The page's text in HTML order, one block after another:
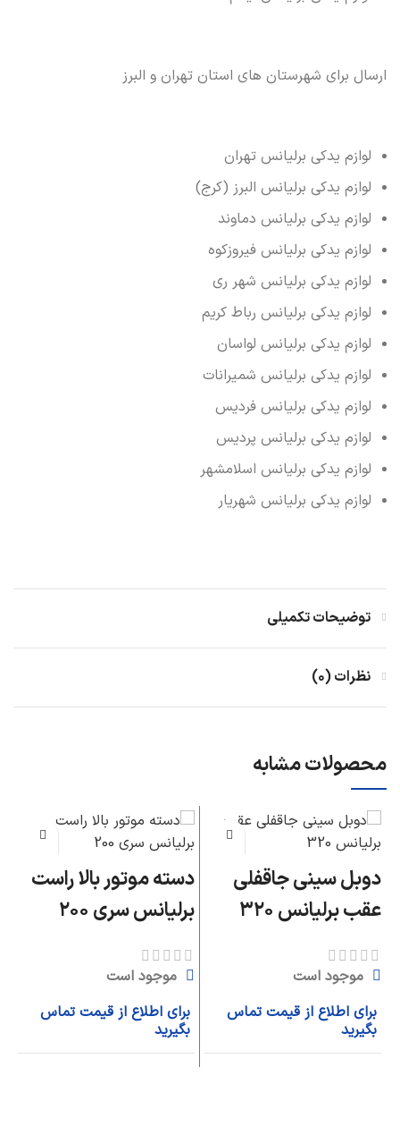
ارسال برای شهرستان های استان تهران و البرز
لوازم یدکی برلیانس تهران
لوازم یدکی برلیانس البرز (کرج)
لوازم یدکی برلیانس دماوند
لوازم یدکی برلیانس فیروزکوه
لوازم یدکی برلیانس شهر ری
لوازم یدکی برلیانس رباط کریم
لوازم یدکی برلیانس لواسان
لوازم یدکی برلیانس شمیرانات
لوازم یدکی برلیانس فردیس
لوازم یدکی برلیانس پردیس
لوازم یدکی برلیانس اسلامشهر
لوازم یدکی برلیانس شهریار
توضیحات تکمیلی
نظرات (۰)
محصولات مشابه
دوبل سینی جاقفلی
عقب برلیانس ۳۲۰
موجود است
برای اطلاع از قیمت تماس
بگیرید
دسته موتور بالا راست
برلیانس سری ۲۰۰
موجود است
برای اطلاع از قیمت تماس
بگیرید